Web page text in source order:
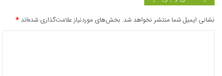
نشانی ایمیل شما منتشر نخواهد شد. بخش‌های موردنیاز علامت‌گذاری شده‌اند*